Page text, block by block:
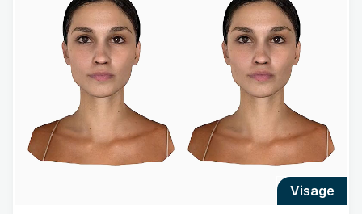
visage